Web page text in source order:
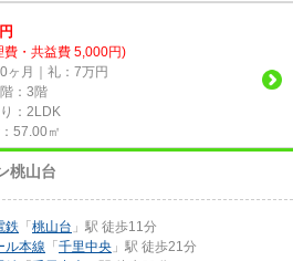
円
費・共益費 5,000円)
ヶ月｜礼：7万円
：3階
：2LDK
57.00㎡
桃山台
鉄 「 桃山台 」駅 徒歩11分
ル本線 「 千里中央 」駅 徒歩21分